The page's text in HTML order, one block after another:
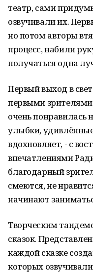
театр, сами
озвучивали их.
но потом авторы
процесс, набили
получаться одна
Первый выход в
первыми
очень понравилась
улыбки, удивлённые
вдохновляет, - с
впечатлениями
благодарный
смеются, не
начинают
Творческим
сказок.
каждой сказке
которых